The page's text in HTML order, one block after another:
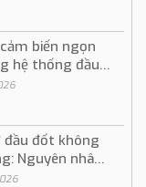
biến ngọn
hệ thống đầu
gas
đầu đốt không
Nguyên nhân
phục